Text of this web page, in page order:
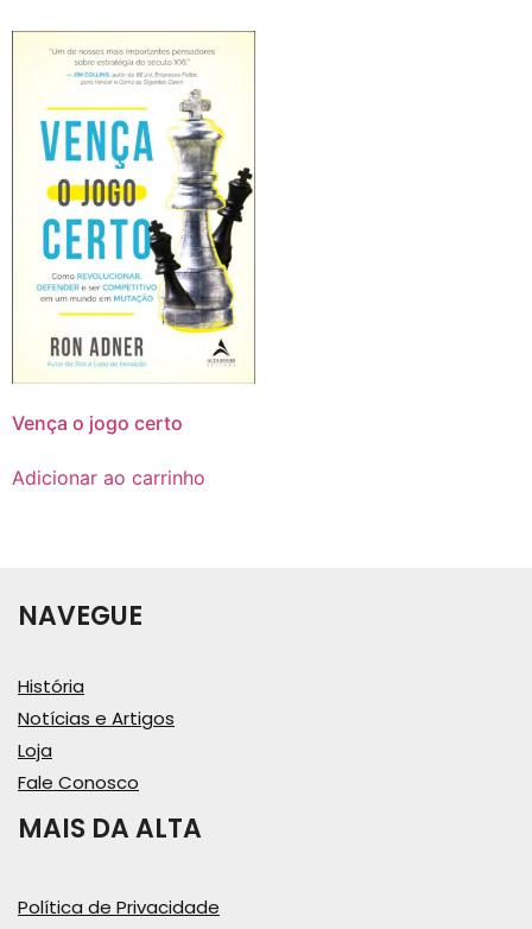
Vença o jogo certo
Adicionar ao carrinho
NAVEGUE
História
Notícias e Artigos
Loja
Fale Conosco
MAIS DA ALTA
Política de Privacidade